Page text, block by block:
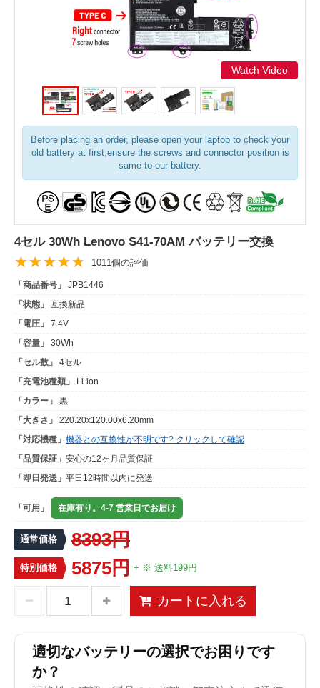
Watch Video
Before placing an order, please open your laptop to check your
old battery at first,ensure the screws and connector position is
same to our battery.
4セル 30Wh Lenovo S41-70AM バッテリー交換
1011個の評価
「商品番号」
JPB1446
「状態」
互換新品
「電圧」
7.4V
「容量」
30Wh
「セル数」
4セル
「充電池種類」
Li-ion
「カラー」
黒
「大きさ」
220.20x120.00x6.20mm
「対応機種」 機器との互換性が不明です? クリックして確認
「品質保証」 安心の12ヶ月品質保証
「即日発送」 平日12時間以内に発送
「可用」 在庫有り。4-7 営業日でお届け
通常価格 8393円
特別価格 5875円 + ※ 送料199円
カートに入れる
適切なバッテリーの選択でお困りです
か？